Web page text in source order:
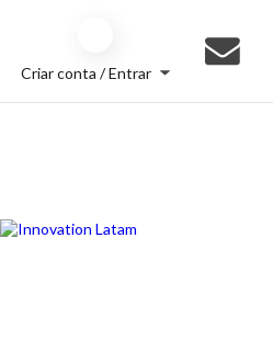
Criar conta / Entrar